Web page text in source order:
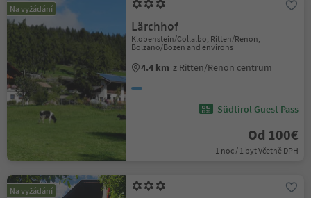
Na vyžádání
Lärchhof
Klobenstein/Collalbo, Ritten/Renon,
Bolzano/Bozen and environs
4.4 km z Ritten/Renon centrum
Südtirol Guest Pass
Od 100€
1 noc / 1 byt Včetně DPH
Na vyžádání